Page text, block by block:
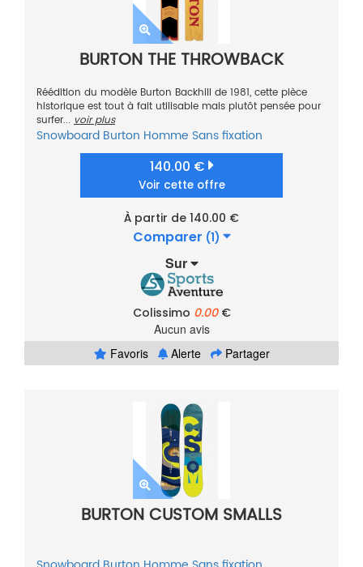
BURTON THE THROWBACK
Réédition du modèle Burton Backhill de 1981, cette pièce
historique est tout à fait utilisable mais plutôt pensée pour
surfer... voir plus
Snowboard Burton Homme Sans fixation
140.00 €
Voir cette offre
À partir de 140.00 €
Comparer (1)
Sur
Colissimo 0.00€
Aucun avis
Favoris
Alerte Partager
BURTON CUSTOM SMALLS